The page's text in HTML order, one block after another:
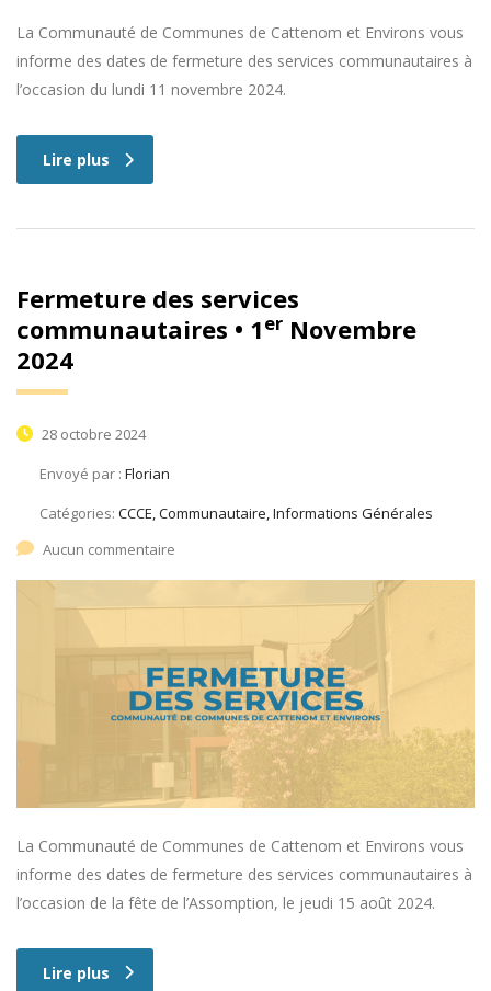
La Communauté de Communes de Cattenom et Environs vous
informe des dates de fermeture des services communautaires à
l’occasion du lundi 11 novembre 2024.
Lire plus
Fermeture des services
communautaires • 1er Novembre
2024
28 octobre 2024
Envoyé par : Florian
Catégories: CCCE, Communautaire, Informations Générales
Aucun commentaire
La Communauté de Communes de Cattenom et Environs vous
informe des dates de fermeture des services communautaires à
l’occasion de la fête de l’Assomption, le jeudi 15 août 2024.
Lire plus